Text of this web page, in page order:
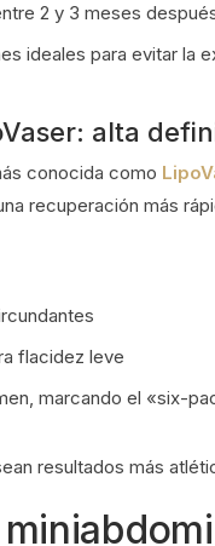
2 y 3 meses
ideales para evitar la
alta
conocida como
recuperación más
flacidez leve
marcando el «six-
resultados más